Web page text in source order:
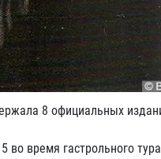
8 официальных
время гастрольного